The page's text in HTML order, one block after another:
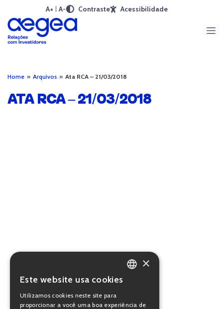
A+ A- Contraste Acessibilidade
Home » Arquivos » Ata RCA – 21/03/2018
ATA RCA – 21/03/2018
PORTUGUESE
×
Este website usa cookies
Utilizamos cookies neste site para
proporcionar a você uma boa experiência de